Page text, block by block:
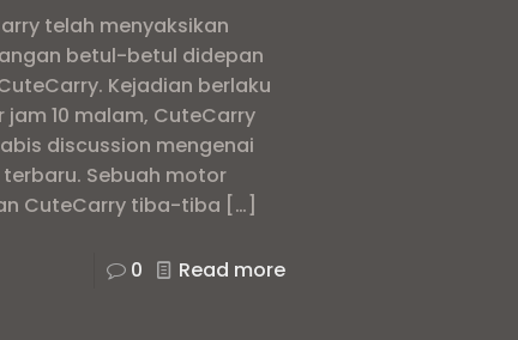
telah menyaksikan
betul-betul didepan
Kejadian berlaku
jam 10 malam, CuteCarry
discussion mengenai
Sebuah motor
CuteCarry tiba-tiba […]
0 Read more